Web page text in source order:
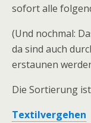
sofort alle
(Und nochmal:
da sind auch
erstaunen
Die Sortierung
Textilvergehen